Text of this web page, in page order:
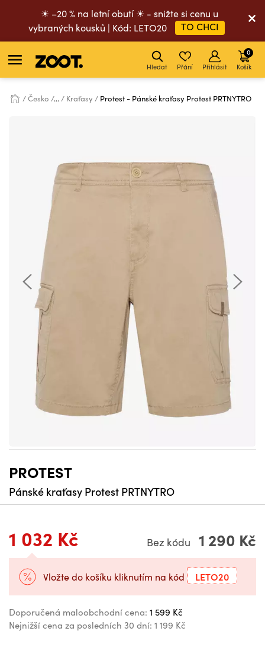
☀ –20 % na letní obutí ☀ - snižte si cenu u
vybraných kousků | Kód: LETO20
TO CHCI
Hledat Přání Přihlásit Košík
0
Česko ... Kraťasy Protest - Pánské kraťasy Protest PRTNYTRO
PROTEST
Pánské kraťasy Protest PRTNYTRO
1 032 Kč Bez kódu 1 290 Kč
Vložte do košíku kliknutím na kód LETO20
Doporučená maloobchodní cena: 1 599 Kč
Nejnižší cena za posledních 30 dní: 1 199 Kč